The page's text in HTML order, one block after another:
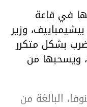
في قاعة
وزير
بشكل متكرر
ويسحبها من
البالغة من